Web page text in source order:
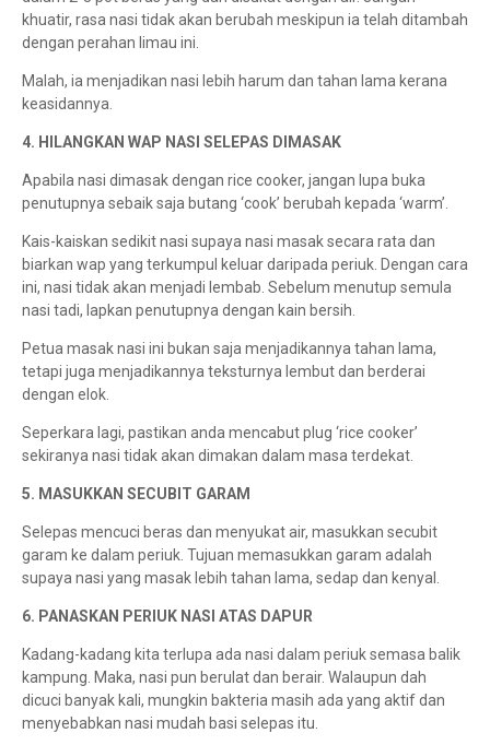
khuatir, rasa nasi tidak akan berubah meskipun ia telah ditambah
dengan perahan limau ini.
Malah, ia menjadikan nasi lebih harum dan tahan lama kerana
keasidannya.
4. HILANGKAN WAP NASI SELEPAS DIMASAK
Apabila nasi dimasak dengan rice cooker, jangan lupa buka
penutupnya sebaik saja butang ‘cook’ berubah kepada ‘warm’.
Kais-kaiskan sedikit nasi supaya nasi masak secara rata dan
biarkan wap yang terkumpul keluar daripada periuk. Dengan cara
ini, nasi tidak akan menjadi lembab. Sebelum menutup semula
nasi tadi, lapkan penutupnya dengan kain bersih.
Petua masak nasi ini bukan saja menjadikannya tahan lama,
tetapi juga menjadikannya teksturnya lembut dan berderai
dengan elok.
Seperkara lagi, pastikan anda mencabut plug ‘rice cooker’
sekiranya nasi tidak akan dimakan dalam masa terdekat.
5. MASUKKAN SECUBIT GARAM
Selepas mencuci beras dan menyukat air, masukkan secubit
garam ke dalam periuk. Tujuan memasukkan garam adalah
supaya nasi yang masak lebih tahan lama, sedap dan kenyal.
6. PANASKAN PERIUK NASI ATAS DAPUR
Kadang-kadang kita terlupa ada nasi dalam periuk semasa balik
kampung. Maka, nasi pun berulat dan berair. Walaupun dah
dicuci banyak kali, mungkin bakteria masih ada yang aktif dan
menyebabkan nasi mudah basi selepas itu.